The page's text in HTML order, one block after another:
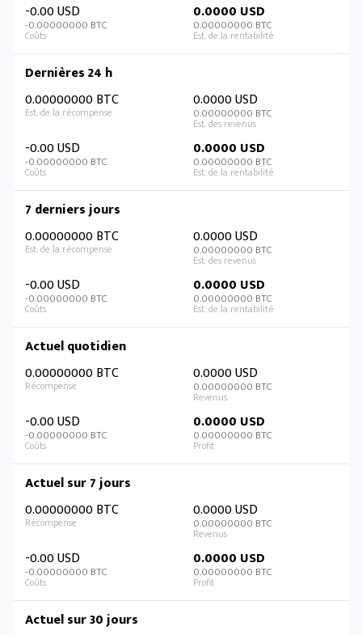
-0.00 USD
-0.00000000 BTC
0.0000 USD
0.00000000 BTC
Dernières 24 h
0.00000000 BTC
0.0000 USD
0.00000000 BTC
-0.00 USD
-0.00000000 BTC
0.0000 USD
0.00000000 BTC
7 derniers jours
0.00000000 BTC
0.0000 USD
0.00000000 BTC
-0.00 USD
-0.00000000 BTC
0.0000 USD
0.00000000 BTC
Actuel quotidien
0.00000000 BTC
0.0000 USD
0.00000000 BTC
-0.00 USD
-0.00000000 BTC
0.0000 USD
0.00000000 BTC
Actuel sur 7 jours
0.00000000 BTC
0.0000 USD
0.00000000 BTC
-0.00 USD
-0.00000000 BTC
0.0000 USD
0.00000000 BTC
Actuel sur 30 jours